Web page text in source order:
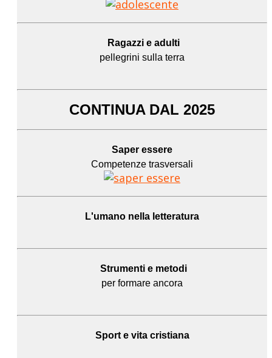
Ragazzi e adulti
pellegrini sulla terra
CONTINUA DAL 2025
Saper essere
Competenze trasversali
L'umano nella letteratura
Strumenti e metodi
per formare ancora
Sport e vita cristiana